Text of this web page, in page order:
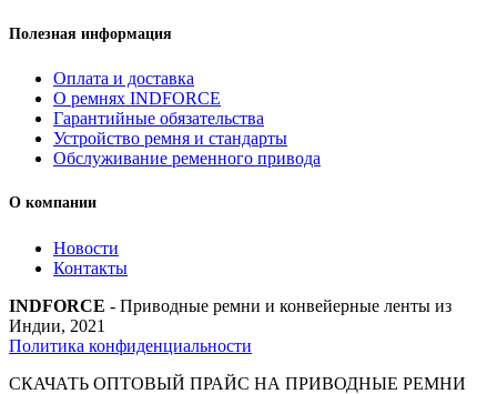
Полезная информация
Оплата и доставка
О ремнях INDFORCE
Гарантийные обязательства
Устройство ремня и стандарты
Обслуживание ременного привода
О компании
Новости
Контакты
INDFORCE - Приводные ремни и конвейерные ленты из
Индии, 2021
Политика конфиденциальности
СКАЧАТЬ ОПТОВЫЙ ПРАЙС НА ПРИВОДНЫЕ РЕМНИ